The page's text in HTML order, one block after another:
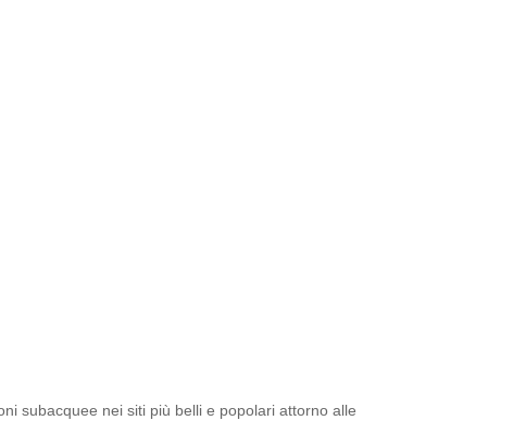
subacquee nei siti più belli e popolari attorno alle